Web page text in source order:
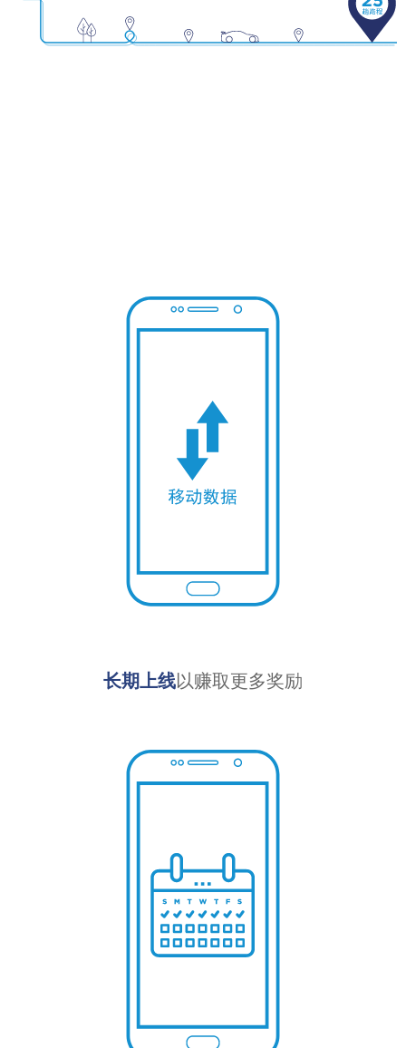
长期上线以赚取更多奖励